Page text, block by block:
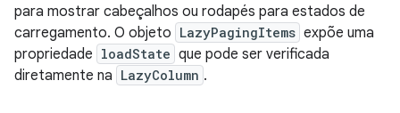
para mostrar cabeçalhos ou rodapés para estados de
carregamento. O objeto LazyPagingItems expõe uma
propriedade loadState que pode ser verificada
diretamente na LazyColumn .